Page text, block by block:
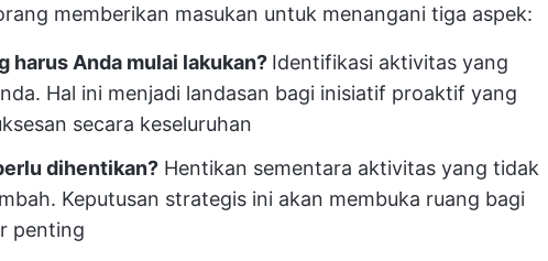
memberikan masukan untuk menangani tiga aspek:
harus Anda mulai lakukan? Identifikasi aktivitas yang
Hal ini menjadi landasan bagi inisiatif proaktif yang
secara keseluruhan
dihentikan? Hentikan sementara aktivitas yang tidak
Keputusan strategis ini akan membuka ruang bagi
penting